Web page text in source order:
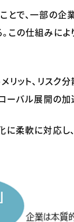
で、一部の
の仕組みに
ット、リスク
ーバル展開の
に柔軟に対応